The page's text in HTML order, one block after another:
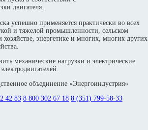
двигателя.
успешно применяется практически во всех
и тяжелой промышленности, сельском
хозяйстве, энергетике и многих, многих других
механические нагрузки и электрические
объединение «Энергоиндустрия»
42 83 8 800 302 67 18 8 (351) 799-58-33